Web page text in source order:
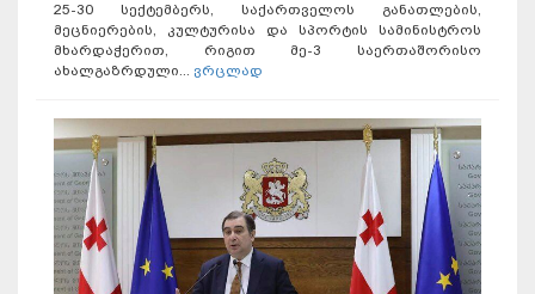
25-30 სექტემბერს, საქართველოს განათლების,
მეცნიერების, კულტურისა და სპორტის სამინისტროს
მხარდაჭერით, რიგით მე-3 საერთაშორისო
ახალგაზრდული... ვრცლად